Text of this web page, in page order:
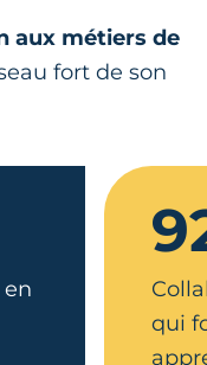
aux métiers de
fort de son
qui